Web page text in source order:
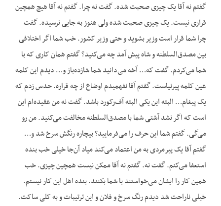
گفتم نه آقا یک چیزی صحبت شده. گفت نه چرا. گفتم نه آقا هیچ همچین
قراری نیست. یک چیزی صحبت شده ولی هنوز به جایی نرسیده. گفت
چرا شما قرار است وزیر بشوید و حتی وزیر کشور. خب شما اگر اختلافی
بین مصدق‌السلطنه و شاه پیش آمد چه می‌کنید؟ گفتم همان کاری که با
شما می‌کردم. گفت که… آخه می‌دانید شما شازده‌باز و… دیدم این کلمه
عین کلمه پیرنیاست. گفتم آقا نفهمیدم اوضاع از چه قراره. حدس زدم که
یک پیغام… البته این یکی البته آف‌رکورد باشد. گفت نه من عقیده‌ام این
است که اگر نشد آشتی شما با مصدق‌السلطنه مخالفت می‌کنید. من رو
می‌گی. گفتم شما این حرف را می‌فرمایید؟ بیچاره رنگش سرخ شد و…
گفتم آقا یک پیرمردی به من اعتماد می‌کند میاد آن‌جا خیلی خب بنده
استعفا می‌کنم. گفت نه. گفتم نه آقا ممکن نیست همچین چیزی. خب
همین کار را ایشان می‌خواستند با شما بکنند. بنده اهل این کار نیستم.
خیلی ناراحت شد دیدم رنگ سرخ و فلان و این ترتیبات و به کلی ساکت.